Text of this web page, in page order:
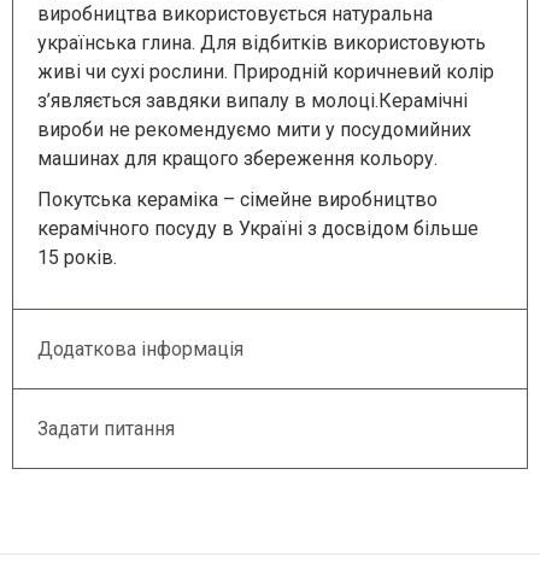
виробництва використовується натуральна
українська глина. Для відбитків використовують
живі чи сухі рослини. Природній коричневий колір
з’являється завдяки випалу в молоці.Керамічні
вироби не рекомендуємо мити у посудомийних
машинах для кращого збереження кольору.
Покутська кераміка – сімейне виробництво
керамічного посуду в Україні з досвідом більше
15 років.
Додаткова інформація
Задати питання